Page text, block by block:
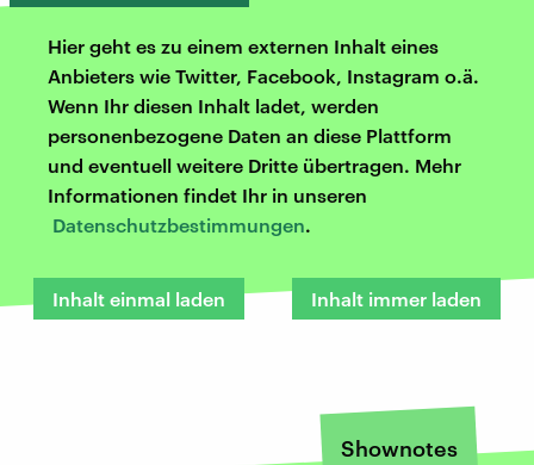
Hier geht es zu einem externen Inhalt eines
Anbieters wie Twitter, Facebook, Instagram o.ä.
Wenn Ihr diesen Inhalt ladet, werden
personenbezogene Daten an diese Plattform
und eventuell weitere Dritte übertragen. Mehr
Informationen findet Ihr in unseren
Datenschutzbestimmungen.
Inhalt einmal laden Inhalt immer laden
Shownotes